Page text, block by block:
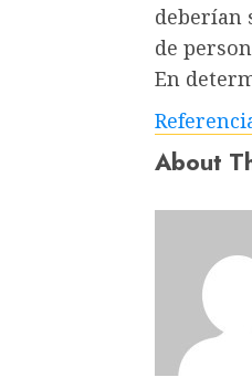
deberían
de
En
About